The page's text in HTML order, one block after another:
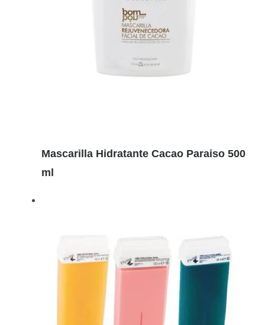
Mascarilla Hidratante Cacao Paraiso 500
ml